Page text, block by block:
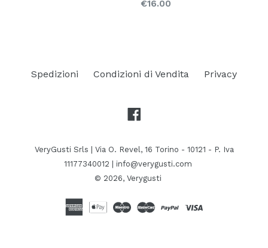
Prezzo
€16.00
Spedizioni Condizioni di Vendita Privacy
VeryGusti Srls | Via O. Revel, 16 Torino - 10121 - P. Iva
11177340012 | info@verygusti.com
© 2026, Verygusti